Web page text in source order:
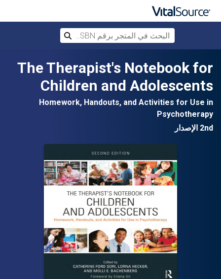
تخطي إلى المحتوى الرئيسي
The Therapist's Notebook for
Children and Adolescents
Homework, Handouts, and Activities for Use in
Psychotherapy
2nd الإصدار